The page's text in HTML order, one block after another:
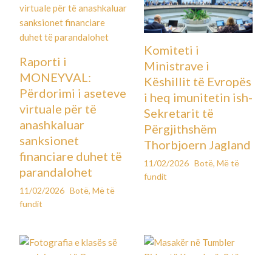
Raporti i
MONEYVAL:
Përdorimi i aseteve
virtuale për të
anashkaluar
sanksionet
financiare duhet të
parandalohet
11/02/2026 Botë,Më të
fundit
Komiteti i
Ministrave i
Këshillit të Evropës
i heq imunitetin ish-
Sekretarit të
Përgjithshëm
Thorbjoern Jagland
11/02/2026 Botë, Më të
fundit